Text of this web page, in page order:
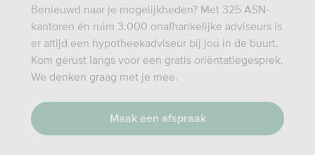
Benieuwd naar je mogelijkheden? Met 325 ASN-
kantoren én ruim 3.000 onafhankelijke adviseurs is
er altijd een hypotheekadviseur bij jou in de buurt.
Kom gerust langs voor een gratis oriëntatiegesprek.
We denken graag met je mee.
Maak een afspraak